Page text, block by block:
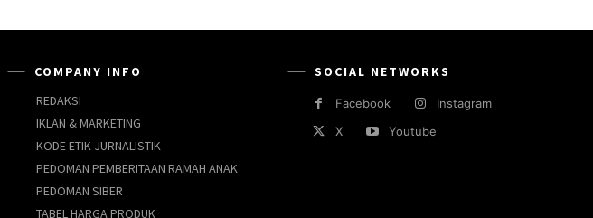
COMPANY INFO
REDAKSI
IKLAN & MARKETING
KODE ETIK JURNALISTIK
PEDOMAN PEMBERITAAN RAMAH ANAK
PEDOMAN SIBER
TABEL HARGA PRODUK
SOCIAL NETWORKS
Facebook
Instagram
X
Youtube